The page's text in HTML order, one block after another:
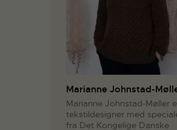
Marianne Johnstad-
Marianne Johnstad-Møller
tekstildesigner med
fra Det Kongelige Danske